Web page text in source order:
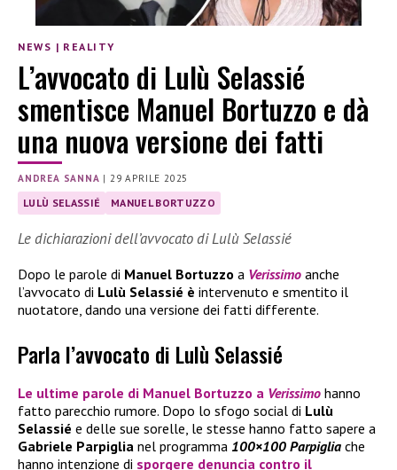
NEWS | REALITY
L’avvocato di Lulù Selassié
smentisce Manuel Bortuzzo e dà
una nuova versione dei fatti
ANDREA SANNA |29 APRILE 2025
LULÙ SELASSIÉ MANUEL BORTUZZO
Le dichiarazioni dell’avvocato di Lulù Selassié
Dopo le parole di Manuel Bortuzzo a Verissimo anche
l’avvocato di Lulù Selassié è intervenuto e smentito il
nuotatore, dando una versione dei fatti differente.
Parla l’avvocato di Lulù Selassié
Le ultime parole di Manuel Bortuzzo a Verissimo hanno
fatto parecchio rumore. Dopo lo sfogo social di Lulù
Selassié e delle sue sorelle, le stesse hanno fatto sapere a
Gabriele Parpiglia nel programma 100×100 Parpiglia che
hanno intenzione di sporgere denuncia contro il